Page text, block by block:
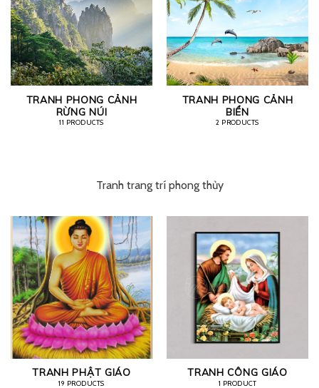
TRANH PHONG CẢNH
RỪNG NÚI
11 PRODUCTS
TRANH PHONG CẢNH
BIỂN
2 PRODUCTS
Tranh trang trí phong thủy
TRANH PHẬT GIÁO
19 PRODUCTS
TRANH CÔNG GIÁO
1 PRODUCT